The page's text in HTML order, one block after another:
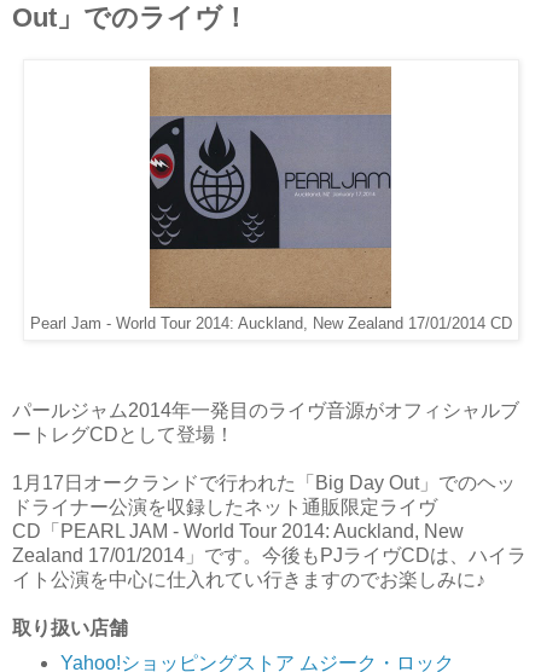
Out」でのライヴ！
Pearl Jam - World Tour 2014: Auckland, New Zealand 17/01/2014 CD
パールジャム2014年一発目のライヴ音源がオフィシャルブ
ートレグCDとして登場！
1月17日オークランドで行われた「Big Day Out」でのヘッ
ドライナー公演を収録したネット通販限定ライヴ
CD「PEARL JAM - World Tour 2014: Auckland, New
Zealand 17/01/2014」です。今後もPJライヴCDは、ハイラ
イト公演を中心に仕入れてい行きますのでお楽しみに♪
取り扱い店舗
Yahoo!ショッピングストア ムジーク・ロック